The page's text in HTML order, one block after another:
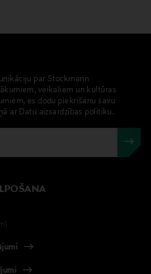
par Stockmann
veikaliem un kultūras
es dodu piekrišanu savu
ar Datu aizsardzības politiku.